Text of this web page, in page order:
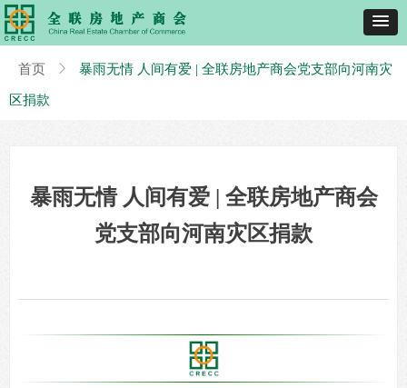
暴雨无情 人间有爱 | 全联房地产商会
党支部向河南灾区捐款
首页 ꁕ 暴雨无情 人间有爱 | 全联房地产商会党支部向河南灾
区捐款